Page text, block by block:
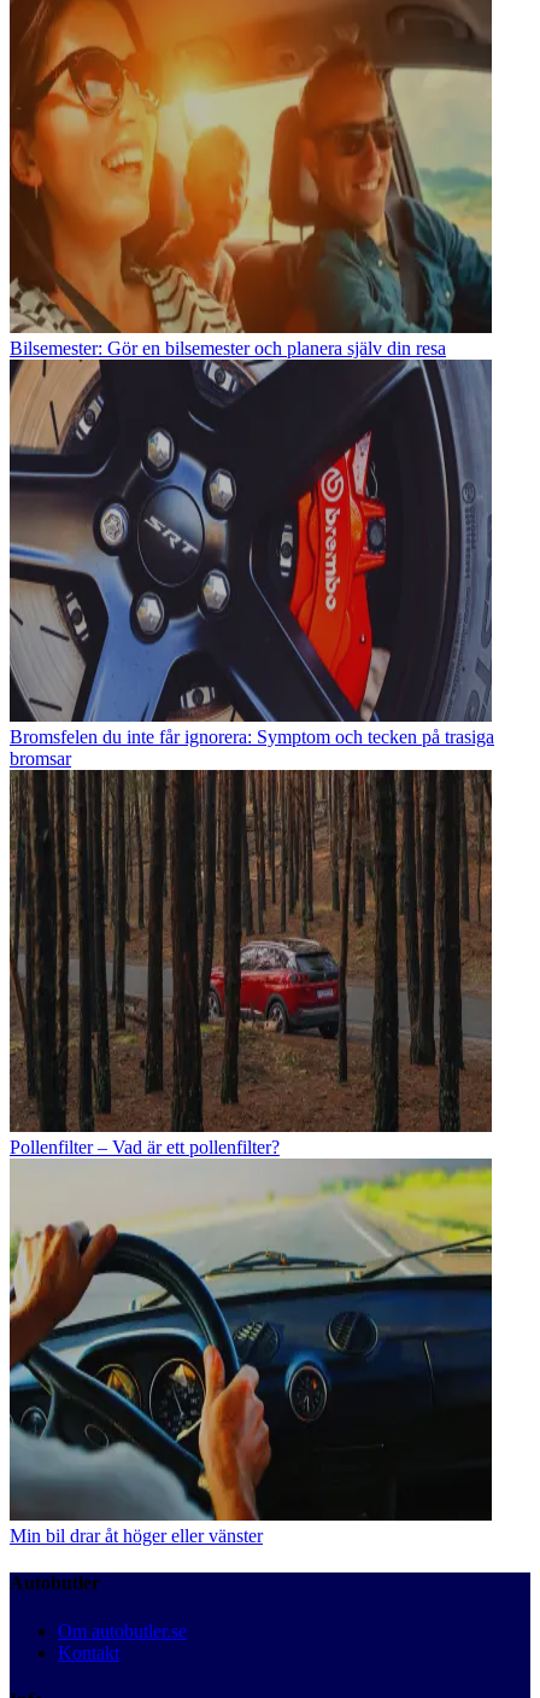
Bilsemester: Gör en bilsemester och planera själv din resa
Bromsfelen du inte får ignorera: Symptom och tecken på trasiga
bromsar
Pollenfilter – Vad är ett pollenfilter?
Min bil drar åt höger eller vänster
Autobutler
Om autobutler.se
Kontakt